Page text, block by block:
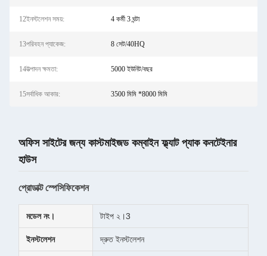
12ইনস্টলেশন সময়: 4 কর্মী 3 ঘন্টা
13পরিবহন প্যাকেজ: 8 সেট/40HQ
14উত্পাদন ক্ষমতা: 5000 ইউনিট/বছর
15সর্বাধিক আকার: 3500 মিমি *8000 মিমি
অফিস সাইটের জন্য কাস্টমাইজড কম্বাইন ফ্ল্যাট প্যাক কনটেইনার
হাউস
প্রোডাক্ট স্পেসিফিকেশন
মডেল নং। টাইপ ২।3
ইনস্টলেশন দ্রুত ইনস্টলেশন